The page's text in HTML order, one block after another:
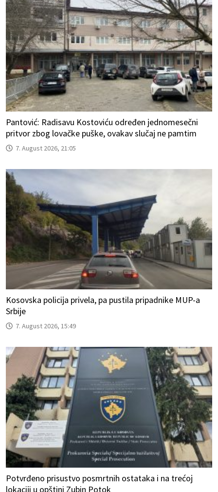
Pantović: Radisavu Kostoviću određen jednomesečni
pritvor zbog lovačke puške, ovakav slučaj ne pamtim
7. August 2026, 21:05
Kosovska policija privela, pa pustila pripadnike MUP-a
Srbije
7. August 2026, 15:49
Potvrđeno prisustvo posmrtnih ostataka i na trećoj
lokaciji u opštini Zubin Potok